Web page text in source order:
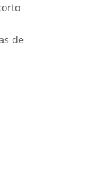
de